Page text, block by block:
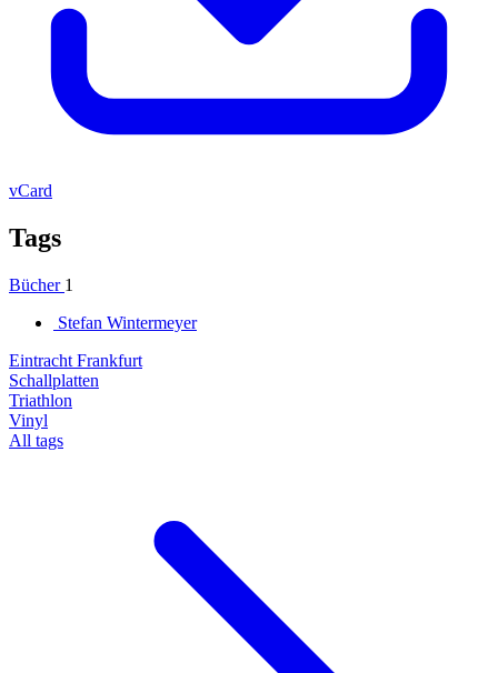
vCard
Tags
Bücher 1
Stefan Wintermeyer
Eintracht Frankfurt
Schallplatten
Triathlon
Vinyl
All tags